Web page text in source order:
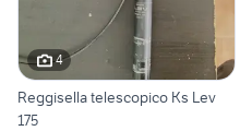
4
Reggisella telescopico Ks Lev
175